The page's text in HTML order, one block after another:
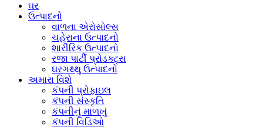
ઘર
ઉત્પાદનો
વાળના એરોસોલ્સ
ચહેરાના ઉત્પાદનો
શારીરિક ઉત્પાદનો
રજા પાર્ટી પ્રોડક્ટ્સ
ઘરગથ્થુ ઉત્પાદનો
અમારા વિશે
કંપની પ્રોફાઇલ
કંપની સંસ્કૃતિ
કંપનીનું માળખું
કંપની વિડિઓ